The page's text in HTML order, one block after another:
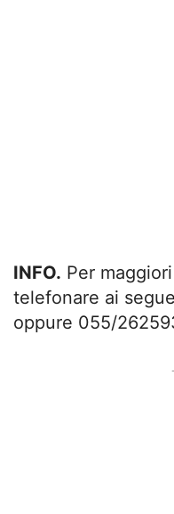
INFO. Per
telefonare ai
oppure 055/